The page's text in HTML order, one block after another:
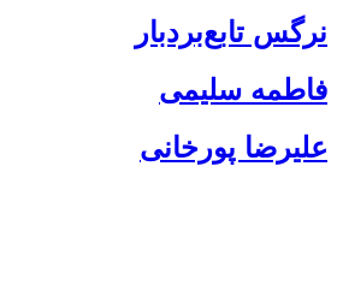
تابع‌بردبار
سلیمی
پورخانی